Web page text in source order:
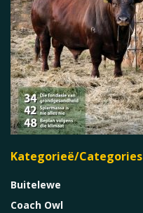
Kategorieë/Categories
Buitelewe
Coach Owl